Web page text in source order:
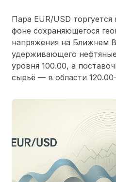
Пара EUR/USD торгуется
фоне сохраняющегося
напряжения на Ближнем
удерживающего
уровня 100.00, а
сырьё — в области